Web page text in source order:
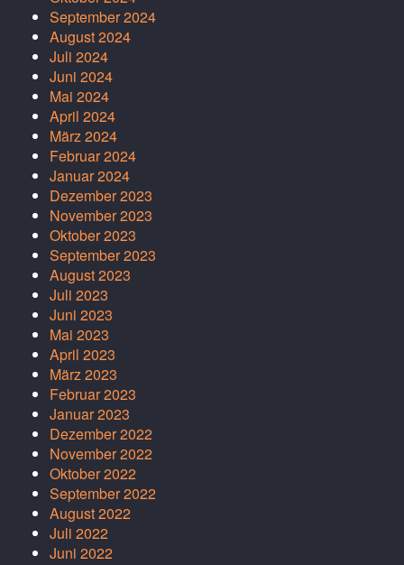
September 2024
August 2024
Juli 2024
Juni 2024
Mai 2024
April 2024
März 2024
Februar 2024
Januar 2024
Dezember 2023
November 2023
Oktober 2023
September 2023
August 2023
Juli 2023
Juni 2023
Mai 2023
April 2023
März 2023
Februar 2023
Januar 2023
Dezember 2022
November 2022
Oktober 2022
September 2022
August 2022
Juli 2022
Juni 2022